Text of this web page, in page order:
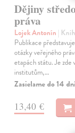
Dějiny
práva
Lojek Antonín |
Publikace
otázky veřejného
etapách státu. Je
institutům,…
Zasielame do 14
13,40 €